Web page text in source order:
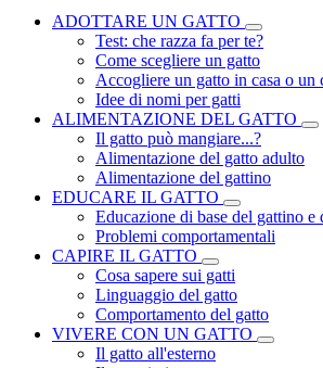
ADOTTARE UN GATTO
Test: che razza fa per te?
Come scegliere un gatto
Accogliere un gatto in casa o un
Idee di nomi per gatti
ALIMENTAZIONE DEL GATTO
Il gatto può mangiare...?
Alimentazione del gatto adulto
Alimentazione del gattino
EDUCARE IL GATTO
Educazione di base del gattino e
Problemi comportamentali
CAPIRE IL GATTO
Cosa sapere sui gatti
Linguaggio del gatto
Comportamento del gatto
VIVERE CON UN GATTO
Il gatto all'esterno